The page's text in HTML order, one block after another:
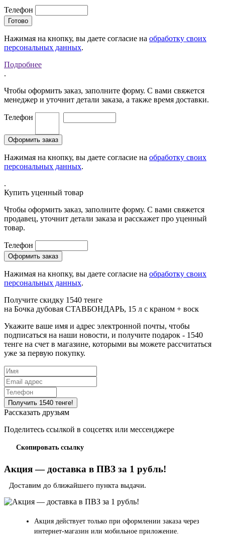
Телефон
Нажимая на кнопку, вы даете согласие на обработку своих
персональных данных.
Подробнее
.
Чтобы оформить заказ, заполните форму. С вами свяжется
менеджер и уточнит детали заказа, а также время доставки.
Телефон
Нажимая на кнопку, вы даете согласие на обработку своих
персональных данных.
.
Купить уценный товар
Чтобы оформить заказ, заполните форму. С вами свяжется
продавец, уточнит детали заказа и расскажет про уценный
товар.
Телефон
Нажимая на кнопку, вы даете согласие на обработку своих
персональных данных.
Получите скидку 1540 тенге
на Бочка дубовая СТАВБОНДАРЬ, 15 л с краном + воск
Укажите ваше имя и адрес электронной почты, чтобы
подписаться на наши новости, и получите подарок - 1540
тенге на счет в магазине, которыми вы можете рассчитаться
уже за первую покупку.
Рассказать друзьям
Поделитесь ссылкой в соцсетях или мессенджере
Скопировать ссылку
Акция — доставка в ПВЗ за 1 рубль!
Доставим до ближайшего пункта выдачи.
Акция действует только при оформлении заказа через
интернет-магазин или мобильное приложение.